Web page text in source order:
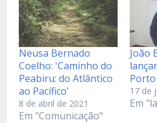
Neusa Bernado
Coelho: 'Caminho do
Peabiru: do Atlântico
ao Pacífico'
8 de abril de 2021
Em "Comunicação"
João
Porto
17 de
Em